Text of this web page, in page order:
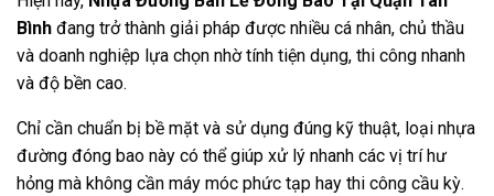
Bình đang trở thành giải pháp được nhiều cá nhân, chủ thầu
và doanh nghiệp lựa chọn nhờ tính tiện dụng, thi công nhanh
và độ bền cao.
Chỉ cần chuẩn bị bề mặt và sử dụng đúng kỹ thuật, loại nhựa
đường đóng bao này có thể giúp xử lý nhanh các vị trí hư
hỏng mà không cần máy móc phức tạp hay thi công cầu kỳ.